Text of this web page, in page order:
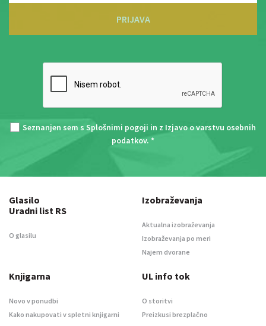
PRIJAVA
Seznanjen sem s Splošnimi pogoji in z Izjavo o varstvu osebnih
podatkov. *
Glasilo
Uradni list RS
O glasilu
Izobraževanja
Aktualna izobraževanja
Izobraževanja po meri
Najem dvorane
Knjigarna
Novo v ponudbi
Kako nakupovati v spletni knjigarni
UL info tok
O storitvi
Preizkusi brezplačno